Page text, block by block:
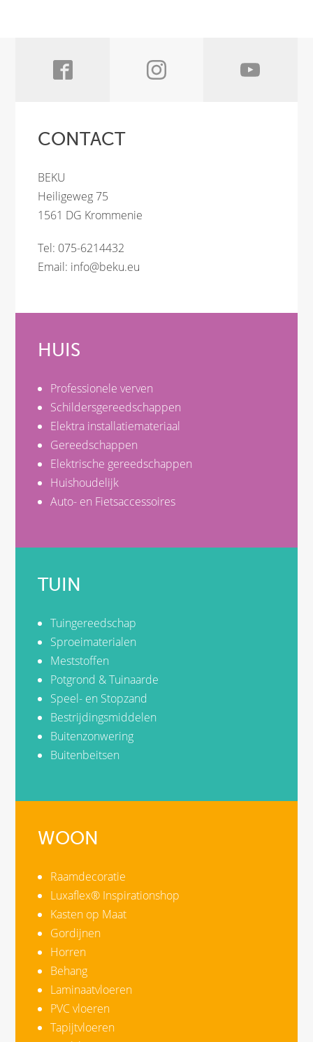
CONTACT
BEKU
Heiligeweg 75
1561 DG Krommenie
Tel: 075-6214432
Email: info@beku.eu
HUIS
Professionele verven
Schildersgereedschappen
Elektra installatiemateriaal
Gereedschappen
Elektrische gereedschappen
Huishoudelijk
Auto- en Fietsaccessoires
TUIN
Tuingereedschap
Sproeimaterialen
Meststoffen
Potgrond & Tuinaarde
Speel- en Stopzand
Bestrijdingsmiddelen
Buitenzonwering
Buitenbeitsen
WOON
Raamdecoratie
Luxaflex® Inspirationshop
Kasten op Maat
Gordijnen
Horren
Behang
Laminaatvloeren
PVC vloeren
Tapijtvloeren